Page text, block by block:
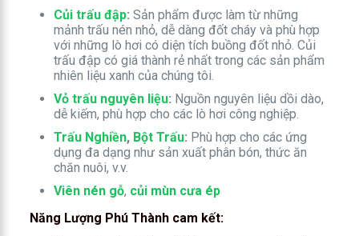
Củi trấu đập: Sản phẩm được làm từ những
mảnh trấu nén nhỏ, dễ dàng đốt cháy và phù hợp
với những lò hơi có diện tích buồng đốt nhỏ. Củi
trấu đập có giá thành rẻ nhất trong các sản phẩm
nhiên liệu xanh của chúng tôi.
Vỏ trấu nguyên liệu: Nguồn nguyên liệu dồi dào,
dễ kiếm, phù hợp cho các lò hơi công nghiệp.
Trấu Nghiền, Bột Trấu: Phù hợp cho các ứng
dụng đa dạng như sản xuất phân bón, thức ăn
chăn nuôi, v.v.
Viên nén gỗ, củi mùn cưa ép
Năng Lượng Phú Thành cam kết: